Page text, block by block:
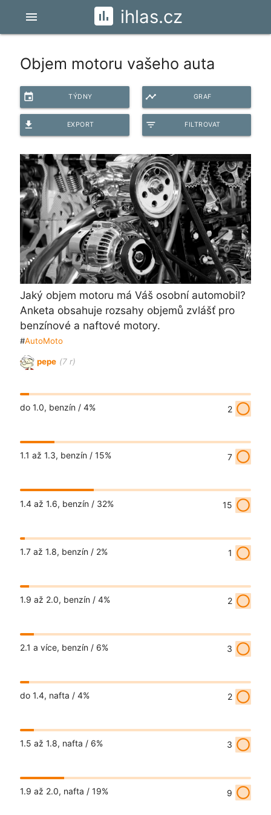
ihlas.cz
menu
Objem motoru vašeho auta
event TÝDNY timeline GRAF
file_download EXPORT filter_list FILTROVAT
Jaký objem motoru má Váš osobní automobil?
Anketa obsahuje rozsahy objemů zvlášť pro
benzínové a naftové motory.
#AutoMoto
pepe (7 r)
do 1.0, benzín / 4% 2 radio_button_unchecked
1.1 až 1.3, benzín / 15% 7 radio_button_unchecked
1.4 až 1.6, benzín / 32% 15 radio_button_unchecked
1.7 až 1.8, benzín / 2% 1 radio_button_unchecked
1.9 až 2.0, benzín / 4% 2 radio_button_unchecked
2.1 a více, benzín / 6% 3 radio_button_unchecked
do 1.4, nafta / 4% 2 radio_button_unchecked
1.5 až 1.8, nafta / 6% 3 radio_button_unchecked
1.9 až 2.0, nafta / 19% 9 radio_button_unchecked